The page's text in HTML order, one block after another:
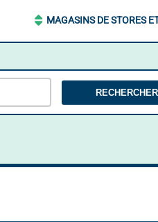
MAGASINS DE STORES
RECHERCHER